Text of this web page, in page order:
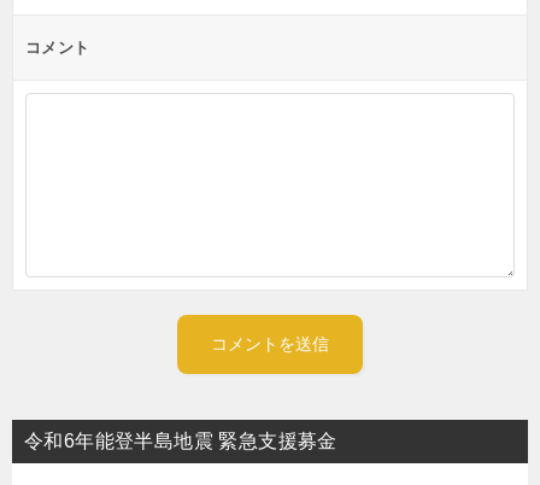
コメント
令和6年能登半島地震 緊急支援募金